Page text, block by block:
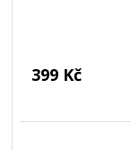
399 Kč